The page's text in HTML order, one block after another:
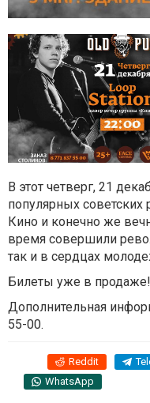
В этот четверг, 21
популярных советских
Кино и конечно же
время совершили
так и в сердцах
Билеты уже в продаже!
Дополнительная
55-00.
Reddit
WhatsApp